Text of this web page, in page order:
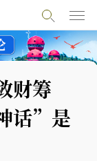
财筹
话”是